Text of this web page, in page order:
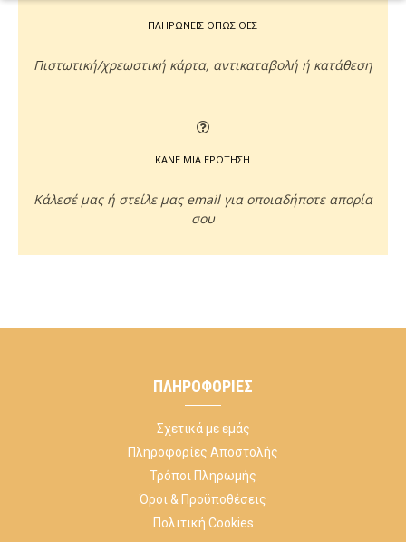
ΠΛΗΡΩΝΕΙΣ ΟΠΩΣ ΘΕΣ
Πιστωτική/χρεωστική κάρτα, αντικαταβολή ή κατάθεση
ΚΑΝΕ ΜΙΑ ΕΡΩΤΗΣΗ
Κάλεσέ μας ή στείλε μας email για οποιαδήποτε απορία
σου
ΠΛΗΡΟΦΟΡΊΕΣ
Σχετικά με εμάς
Πληροφορίες Αποστολής
Τρόποι Πληρωμής
Όροι & Προϋποθέσεις
Πολιτική Cookies